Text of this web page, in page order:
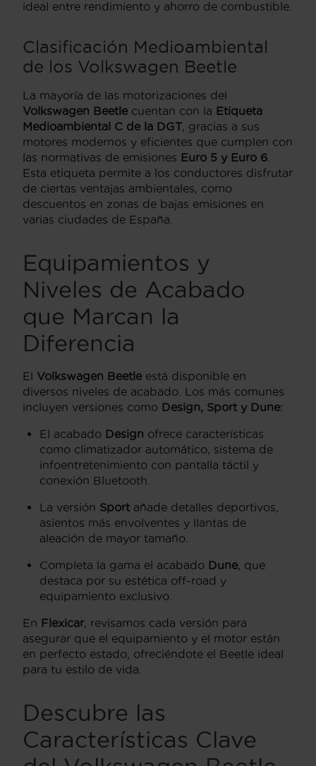
ideal entre rendimiento y ahorro de combustible.
Clasificación Medioambiental
de los Volkswagen Beetle
La mayoría de las motorizaciones del
Volkswagen Beetle cuentan con la Etiqueta
Medioambiental C de la DGT, gracias a sus
motores modernos y eficientes que cumplen con
las normativas de emisiones Euro 5 y Euro 6
Esta etiqueta permite a los conductores disfrutar
de ciertas ventajas ambientales, como
descuentos en zonas de bajas emisiones en
varias ciudades de España.
Equipamientos y
Niveles de Acabado
que Marcan la
Diferencia
El Volkswagen Beetle está disponible en
diversos niveles de acabado. Los más comunes
incluyen versiones como Design, Sport y Dune:
El acabado Design ofrece características
como climatizador automático, sistema de
infoentretenimiento con pantalla táctil y
conexión Bluetooth.
La versión Sport añade detalles deportivos,
asientos más envolventes y llantas de
aleación de mayor tamaño.
Completa la gama el acabado Dune, que
destaca por su estética off-road y
equipamiento exclusivo.
En Flexicar, revisamos cada versión para
asegurar que el equipamiento y el motor están
en perfecto estado, ofreciéndote el Beetle ideal
para tu estilo de vida.
Descubre las
Características Clave